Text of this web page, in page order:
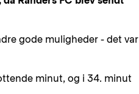
gode muligheder - det var
minut, og i 34. minut